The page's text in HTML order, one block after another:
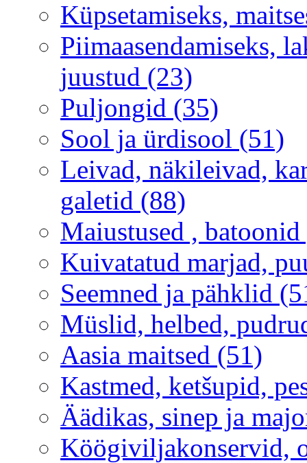
Küpsetamiseks,
Piimaasendamiseks,
juustud (23)
Puljongid (35)
Sool ja ürdisool (51)
Leivad, näkileivad,
galetid (88)
Maiustused ,
Kuivatatud marjad,
Seemned ja pähklid
Müslid, helbed,
Aasia maitsed (51)
Kastmed, ketšupid,
Äädikas, sinep ja
Köögiviljakonservid,